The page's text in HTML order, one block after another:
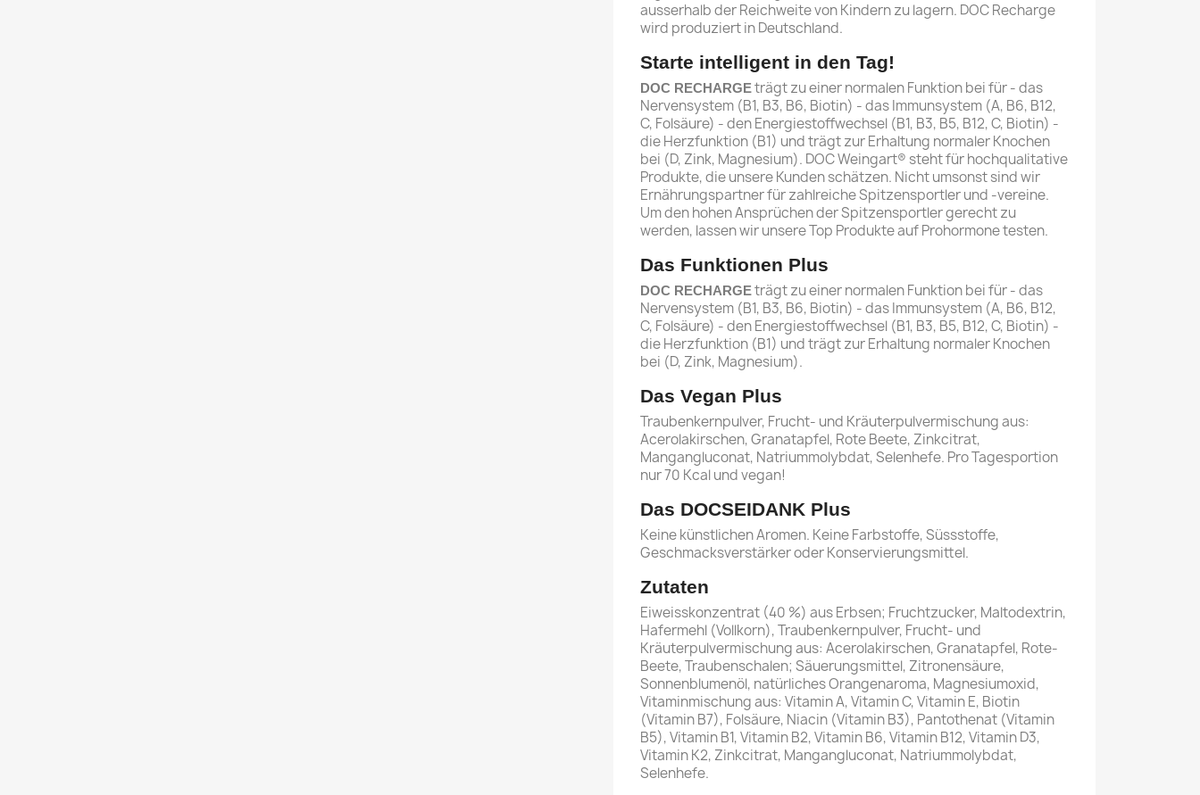
ausserhalb der Reichweite von Kindern zu lagern. DOC Recharge
wird produziert in Deutschland.
Starte intelligent in den Tag!
DOC RECHARGEträgt zu einer normalen Funktion bei für - das
Nervensystem (B1, B3, B6, Biotin) - das Immunsystem (A, B6, B12,
C, Folsäure) - den Energiestoffwechsel (B1, B3, B5, B12, C, Biotin) -
die Herzfunktion (B1) und trägt zur Erhaltung normaler Knochen
bei (D, Zink, Magnesium). DOC Weingart® steht für hochqualitative
Produkte, die unsere Kunden schätzen. Nicht umsonst sind wir
Ernährungspartner für zahlreiche Spitzensportler und -vereine.
Um den hohen Ansprüchen der Spitzensportler gerecht zu
werden, lassen wir unsere Top Produkte auf Prohormone testen.
Das Funktionen Plus
DOC RECHARGEträgt zu einer normalen Funktion bei für - das
Nervensystem (B1, B3, B6, Biotin) - das Immunsystem (A, B6, B12,
C, Folsäure) - den Energiestoffwechsel (B1, B3, B5, B12, C, Biotin) -
die Herzfunktion (B1) und trägt zur Erhaltung normaler Knochen
bei (D, Zink, Magnesium).
Das Vegan Plus
Traubenkernpulver, Frucht- und Kräuterpulvermischung aus:
Acerolakirschen, Granatapfel, Rote Beete, Zinkcitrat,
Mangangluconat, Natriummolybdat, Selenhefe. Pro Tagesportion
nur 70 Kcal und vegan!
Das DOCSEIDANK Plus
Keine künstlichen Aromen. Keine Farbstoffe, Süssstoffe,
Geschmacksverstärker oder Konservierungsmittel.
Zutaten
Eiweisskonzentrat (40 %) aus Erbsen; Fruchtzucker, Maltodextrin,
Hafermehl (Vollkorn), Traubenkernpulver, Frucht- und
Kräuterpulvermischung aus: Acerolakirschen, Granatapfel, Rote-
Beete, Traubenschalen; Säuerungsmittel, Zitronensäure,
Sonnenblumenöl, natürliches Orangenaroma, Magnesiumoxid,
Vitaminmischung aus: Vitamin A, Vitamin C, Vitamin E, Biotin
(Vitamin B7), Folsäure, Niacin (Vitamin B3), Pantothenat (Vitamin
B5), Vitamin B1, Vitamin B2, Vitamin B6, Vitamin B12, Vitamin D3,
Vitamin K2, Zinkcitrat, Mangangluconat, Natriummolybdat,
Selenhefe.